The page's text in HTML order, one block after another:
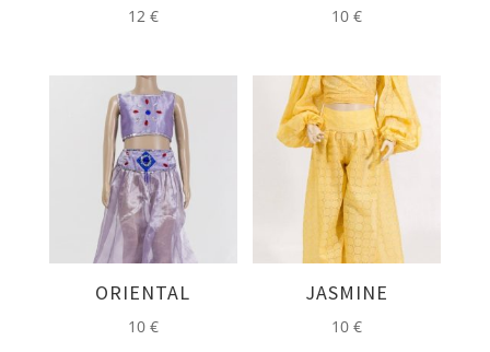
12 € 10€
ORIENTAL
10 €
JASMINE
10€